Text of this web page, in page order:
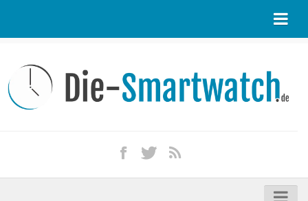
Kontakt / Tipp geben
Impressum
iPhone kaufen